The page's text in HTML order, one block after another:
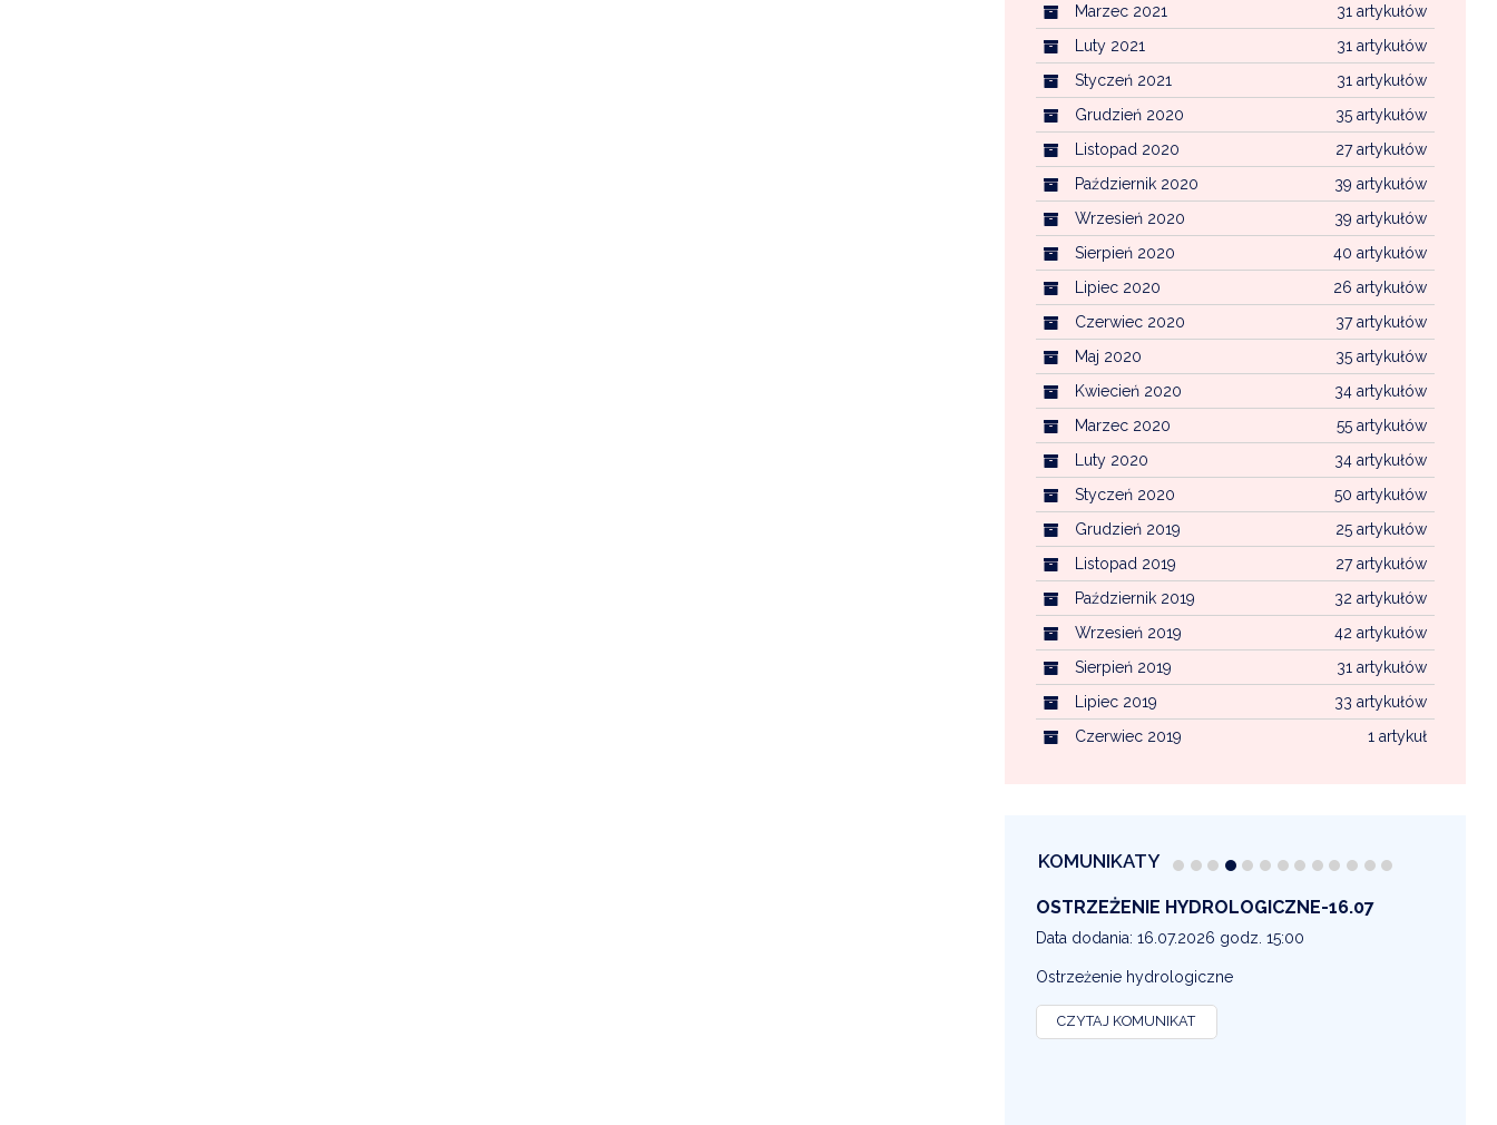
31 artykułów
Marzec 2021
31 artykułów
Luty 2021
31 artykułów
Styczeń 2021
35 artykułów
Grudzień 2020
27 artykułów
Listopad 2020
39 artykułów
Październik 2020
39 artykułów
Wrzesień 2020
40 artykułów
Sierpień 2020
26 artykułów
Lipiec 2020
37 artykułów
Czerwiec 2020
35 artykułów
Maj 2020
34 artykułów
Kwiecień 2020
55 artykułów
Marzec 2020
34 artykułów
Luty 2020
50 artykułów
Styczeń 2020
25 artykułów
Grudzień 2019
27 artykułów
Listopad 2019
32 artykułów
Październik 2019
42 artykułów
Wrzesień 2019
31 artykułów
Sierpień 2019
33 artykułów
Lipiec 2019
1 artykuł
Czerwiec 2019
KOMUNIKATY
OSTRZEŻENIE METEOROLOGICZNE 16-07
Data dodania: 16.07.2026 godz. 14:30
OSTRZEŻENIE METEOROLOGICZNE
CZYTAJ KOMUNIKAT